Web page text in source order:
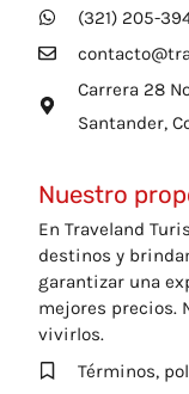
(321) 205-
Carrera 28
Santander,
Nuestro
En Traveland
destinos y
garantizar una
mejores precios.
vivirlos.
Términos,